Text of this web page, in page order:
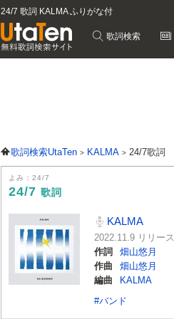
24/7 歌詞 KALMA ふりがな付
歌詞検索
歌詞検索UtaTen KALMA 24/7歌詞
よみ：24/7
24/7 歌詞
KALMA
2022.11.9 リリース
作詞
畑山悠月
作曲
畑山悠月
編曲
KALMA
#バンド